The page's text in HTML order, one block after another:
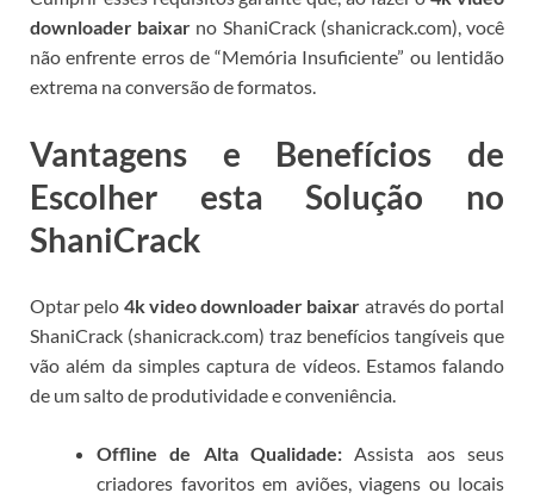
downloader baixar no ShaniCrack (shanicrack.com), você
não enfrente erros de “Memória Insuficiente” ou lentidão
extrema na conversão de formatos.
Vantagens e Benefícios de
Escolher esta Solução no
ShaniCrack
Optar pelo 4k video downloader baixar através do portal
ShaniCrack (shanicrack.com) traz benefícios tangíveis que
vão além da simples captura de vídeos. Estamos falando
de um salto de produtividade e conveniência.
Offline de Alta Qualidade: Assista aos seus
criadores favoritos em aviões, viagens ou locais